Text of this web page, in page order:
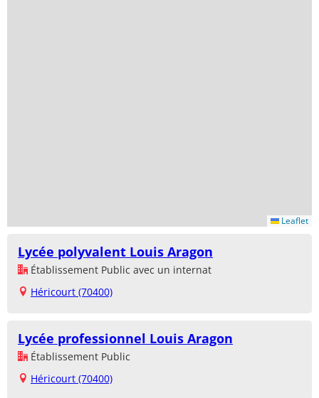
Leaflet
Lycée polyvalent Louis Aragon
Établissement Public avec un internat
Héricourt (70400)
Lycée professionnel Louis Aragon
Établissement Public
Héricourt (70400)